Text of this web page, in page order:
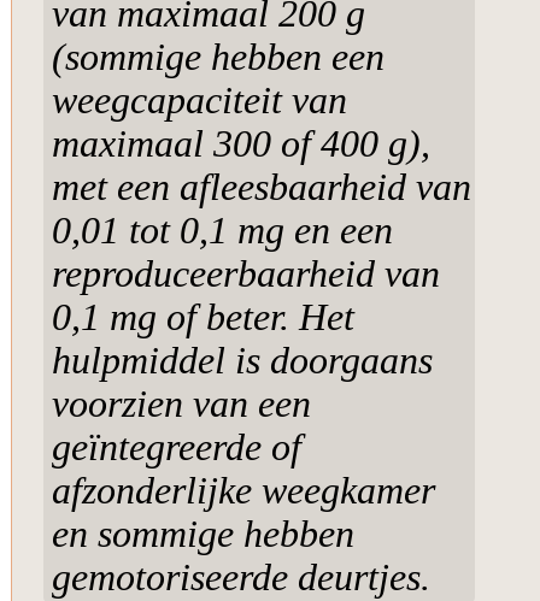
van maximaal 200 g
(sommige hebben een
weegcapaciteit van
maximaal 300 of 400 g),
met een afleesbaarheid van
0,01 tot 0,1 mg en een
reproduceerbaarheid van
0,1 mg of beter. Het
hulpmiddel is doorgaans
voorzien van een
geïntegreerde of
afzonderlijke weegkamer
en sommige hebben
gemotoriseerde deurtjes.